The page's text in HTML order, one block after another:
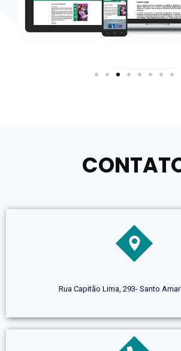
Rua Capitão Lima, 293- Santo